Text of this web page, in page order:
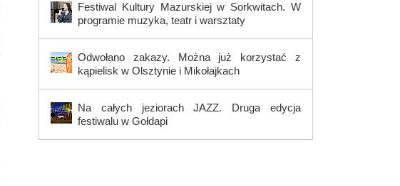
Festiwal Kultury Mazurskiej w Sorkwitach. W
programie muzyka, teatr i warsztaty
Odwołano zakazy. Można już korzystać z
kąpielisk w Olsztynie i Mikołajkach
Na całych jeziorach JAZZ. Druga edycja
festiwalu w Gołdapi